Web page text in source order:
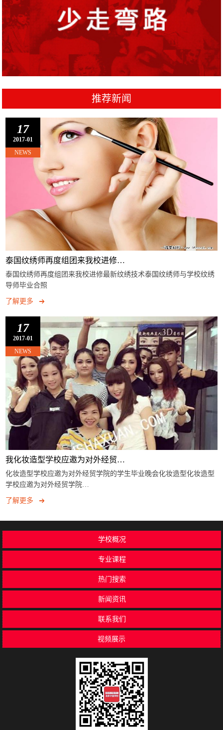
推荐新闻
17
2017-01
NEWS
泰国纹绣师再度组团来我校进修…
泰国纹绣师再度组团来我校进修最新纹绣技术泰国纹绣师与学校纹绣
导师毕业合照
了解更多
17
2017-01
NEWS
我化妆造型学校应邀为对外经贸…
化妆造型学校应邀为对外经贸学院的学生毕业晚会化妆造型化妆造型
学校应邀为对外经贸学院…
了解更多
学校概况
专业课程
热门搜索
新闻资讯
联系我们
视频展示